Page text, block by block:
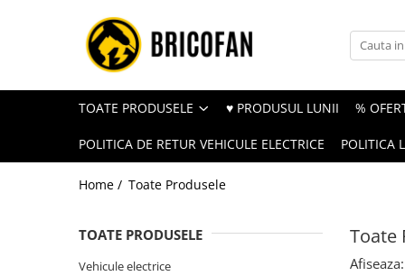
Toate Produsele
Fără permis
Motocross
Piese de schimb vehicule electrice
TOATE PRODUSELE ♥ PRODUSUL LUNII %
POLITICA DE RETUR VEHICULE ELECTRICE POLITICA
Home / Toate Produsele
Toate
TOATE PRODUSELE
Vehicule electrice
Afiseaza: